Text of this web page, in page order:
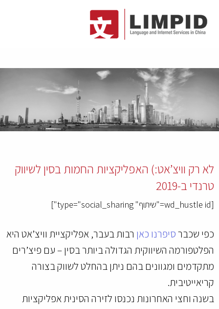
לא רק וויצ’אט:) האפליקציות החמות בסין לשיווק
טרנדי ב-2019
[wd_hustle id="שיתוף" type="social_sharing"]
כפי שכברסיפרנו כאן רבות בעבר, אפליקציית וויצ’אט היא
הפלטפורמה השיווקית הגדולה ביותר בסין – עם פיצ’רים
מתקדמים ומגוונים בהם ניתן בהחלט לשווק בצורה
קריאייטיבית.
בשנה וחצי האחרונות נכנסו לזירה הסינית אפליקציות